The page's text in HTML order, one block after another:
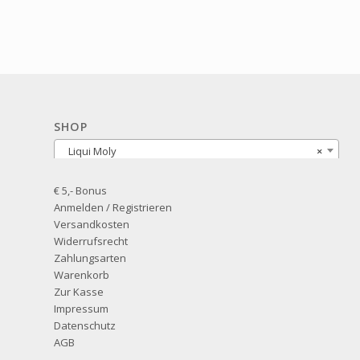
SHOP
×
Liqui Moly
€ 5,- Bonus
Anmelden / Registrieren
Versandkosten
Widerrufsrecht
Zahlungsarten
Warenkorb
Zur Kasse
Impressum
Datenschutz
AGB